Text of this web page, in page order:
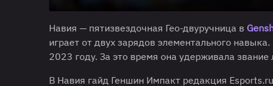
Навия — пятизвездочная Гео-двуручница в
играет от двух зарядов элементального
2023 году. За это время она удерживала
В Навия гайд Геншин Импакт редакция